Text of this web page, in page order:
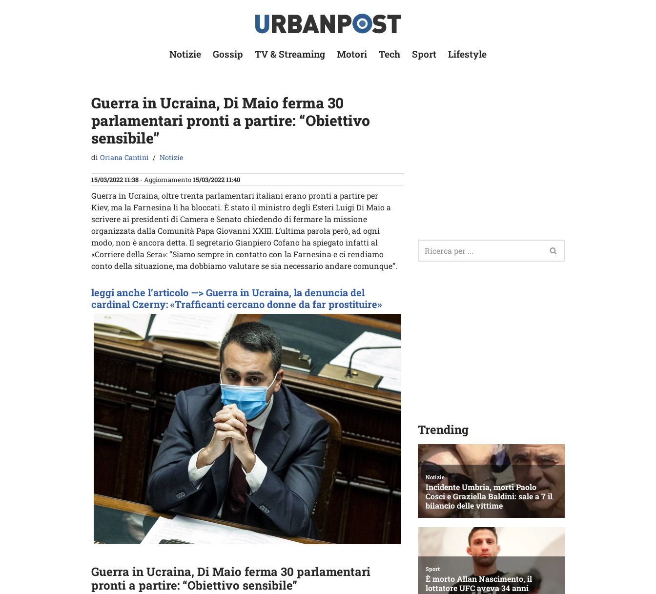
Notizie Gossip TV & Streaming Motori Tech Sport Lifestyle
Guerra in Ucraina, Di Maio ferma 30
parlamentari pronti a partire: “Obiettivo
sensibile”
di Oriana Cantini Notizie
15/03/2022 11:38 - Aggiornamento15/03/2022 11:40
Guerra in Ucraina, oltre trenta parlamentari italiani erano pronti a partire per
Kiev, ma la Farnesina li ha bloccati. È stato il ministro degli Esteri Luigi Di Maio a
scrivere ai presidenti di Camera e Senato chiedendo di fermare la missione
organizzata dalla Comunità Papa Giovanni XXIII. L’ultima parola però, ad ogni
modo, non è ancora detta. Il segretario Gianpiero Cofano ha spiegato infatti al
«Corriere della Sera»: “Siamo sempre in contatto con la Farnesina e ci rendiamo
conto della situazione, ma dobbiamo valutare se sia necessario andare comunque”.
leggi anche l’articolo —> Guerra in Ucraina, la denuncia del
cardinal Czerny: «Trafficanti cercano donne da far prostituire»
Guerra in Ucraina, Di Maio ferma 30 parlamentari
pronti a partire: “Obiettivo sensibile”
Trending